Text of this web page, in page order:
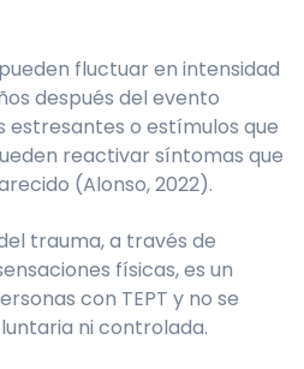
fluctuar en intensidad
después del evento
estresantes o estímulos que
reactivar síntomas que
(Alonso, 2022).
trauma, a través de
físicas, es un
con TEPT y no se
ni controlada.